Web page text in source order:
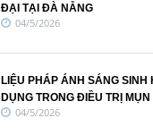
ĐẠI TẠI ĐÀ NẴNG
04/5/2026
LIỆU PHÁP ÁNH SÁNG SINH
DỤNG TRONG ĐIỀU TRỊ MỤN
04/5/2026